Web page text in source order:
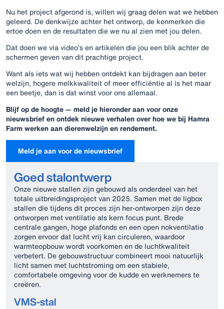
Nu het project afgerond is, willen wij graag delen wat we hebben
geleerd. De denkwijze achter het ontwerp, de kenmerken die
ertoe doen en de resultaten die we nu al zien met jou delen.
Dat doen we via video’s en artikelen die jou een blik achter de
schermen geven van dit prachtige project.
Want als iets wat wij hebben ontdekt kan bijdragen aan beter
welzijn, hogere melkkwaliteit of meer efficiëntie al is het maar
een beetje, dan is dat winst voor ons allemaal.
Blijf op de hoogte — meld je hieronder aan voor onze
nieuwsbrief en ontdek nieuwe verhalen over hoe we bij Hamra
Farm werken aan dierenwelzijn en rendement.
Meld je aan voor de nieuwsbrief
Goed stalontwerp
Onze nieuwe stallen zijn gebouwd als onderdeel van het
totale uitbreidingsproject van 2025. Samen met de ligbox
stallen die tijdens dit proces zijn her-ontworpen zijn deze
ontworpen met ventilatie als kern focus punt. Brede
centrale gangen, hoge plafonds en een open nokventilatie
zorgen ervoor dat lucht vrij kan circuleren, waardoor
warmteopbouw wordt voorkomen en de luchtkwaliteit
verbetert. De gebouwstructuur combineert mooi natuurlijk
licht samen met luchtstroming om een stabiele,
comfortabele omgeving voor de kudde en werknemers te
creëren.
VMS-stal